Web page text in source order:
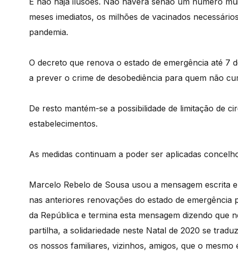
meses imediatos, os milhões de vacinados
pandemia.
O decreto que renova o estado de emergência até
a prever o crime de desobediência para quem não
De resto mantém-se a possibilidade de limitação de
estabelecimentos.
As medidas continuam a poder ser aplicadas
Marcelo Rebelo de Sousa usou a mensagem
nas anteriores renovações do estado de
da República e termina esta mensagem dizendo que
partilha, a solidariedade neste Natal de 2020 se
os nossos familiares, vizinhos, amigos, que o mesmo